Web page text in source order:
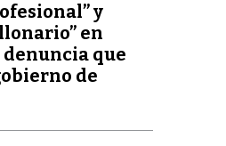
y
en
denuncia que
de